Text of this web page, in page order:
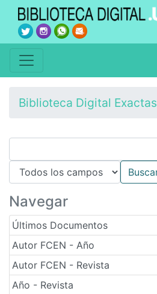
Biblioteca Digital Exactas
Navegar
Últimos Documentos
Autor FCEN - Año
Autor FCEN - Revista
Año - Revista